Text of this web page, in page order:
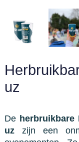
uz
De herbruikbare
uz zijn een